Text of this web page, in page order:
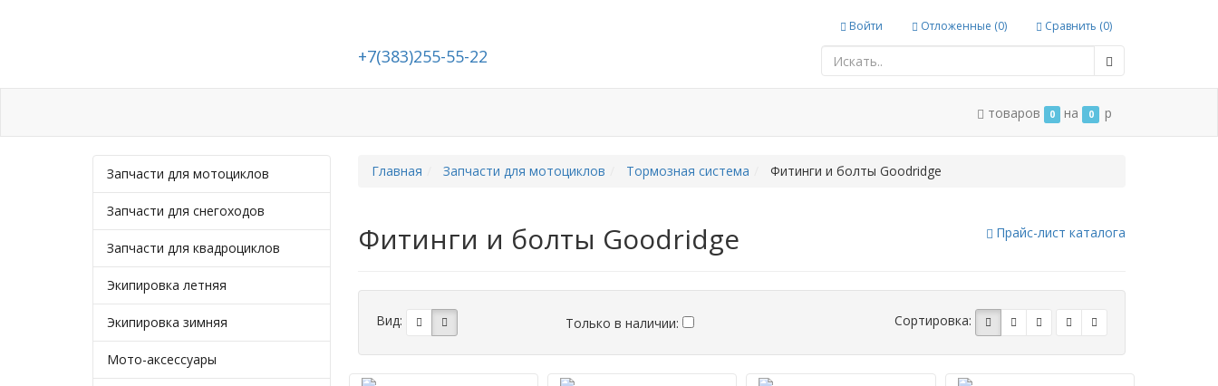
Войти Отложенные (0) Сравнить (0)
+7(383)255-55-22
товаров 0 на 0 p
Запчасти для мотоциклов
Запчасти для снегоходов
Запчасти для квадроциклов
Экипировка летняя
Экипировка зимняя
Мото-аксессуары
Главная Запчасти для мотоциклов Тормозная система Фитинги и болты Goodridge
Прайс-лист каталога
Фитинги и болты Goodridge
Вид: Только в наличии: Сортировка: